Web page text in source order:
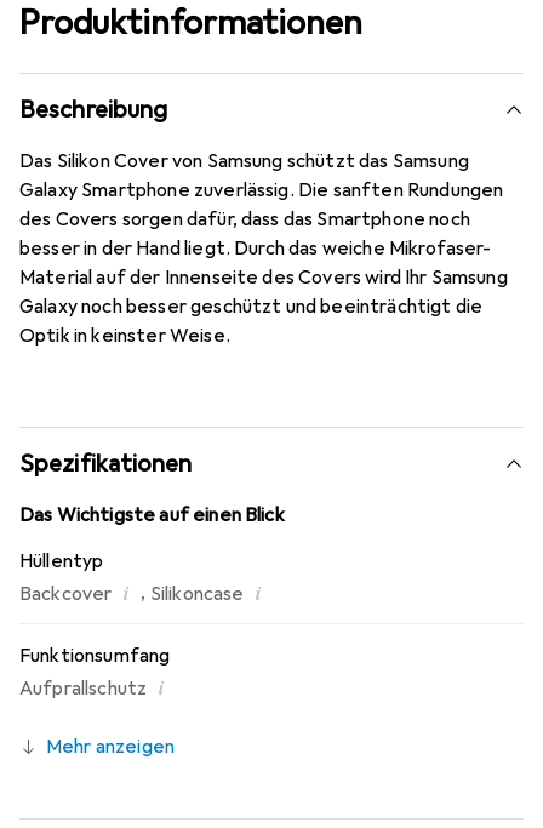
Produktinformationen
Beschreibung
Das Silikon Cover von Samsung schützt das Samsung
Galaxy Smartphone zuverlässig. Die sanften Rundungen
des Covers sorgen dafür, dass das Smartphone noch
besser in der Hand liegt. Durch das weiche Mikrofaser-
Material auf der Innenseite des Covers wird Ihr Samsung
Galaxy noch besser geschützt und beeinträchtigt die
Optik in keinster Weise.
Spezifikationen
Das Wichtigste auf einen Blick
Hüllentyp
Backcover i , Silikoncase i
Funktionsumfang
Aufprallschutz i
Mehr anzeigen